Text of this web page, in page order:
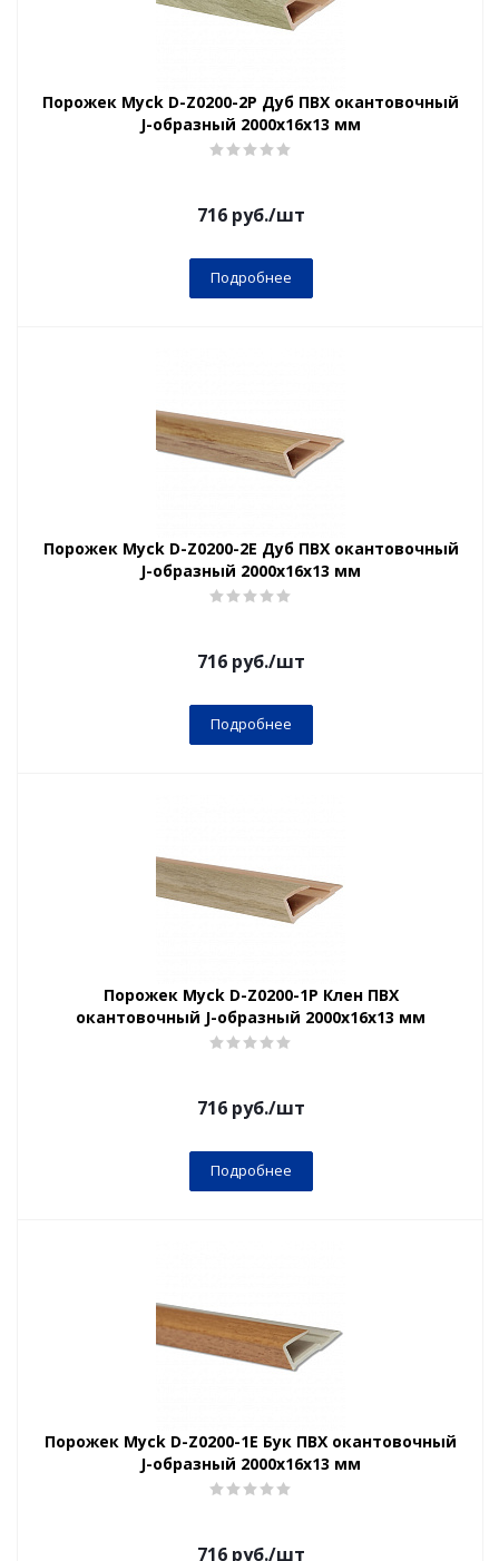
Порожек Myck D-Z0200-2Р Дуб ПВХ окантовочный
J-образный 2000х16х13 мм
716руб./шт
Подробнее
Порожек Myck D-Z0200-2Е Дуб ПВХ окантовочный
J-образный 2000х16х13 мм
716руб./шт
Подробнее
Порожек Myck D-Z0200-1Р Клен ПВХ
окантовочный J-образный 2000х16х13 мм
716руб./шт
Подробнее
Порожек Myck D-Z0200-1Е Бук ПВХ окантовочный
J-образный 2000х16х13 мм
716руб./шт